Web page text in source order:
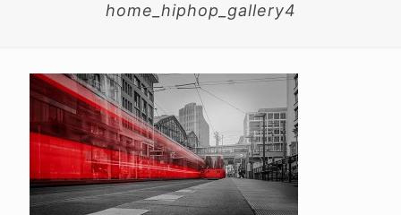
home_hiphop_gallery4